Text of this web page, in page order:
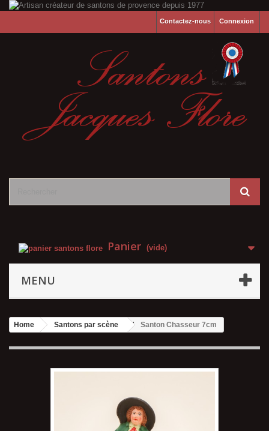
Connexion
Contactez-nous
Panier (vide)
MENU
Home Santons par scène Santon Chasseur 7cm